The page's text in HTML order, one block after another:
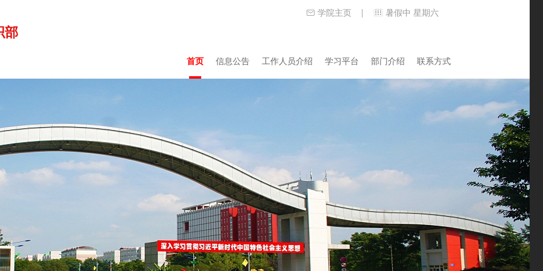
部
学院主页 | 暑假中 星期六
首页 信息公告 工作人员介绍 学习平台 部门介绍 联系方式